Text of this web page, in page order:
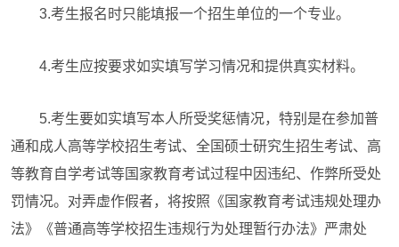
3.考生报名时只能填报一个招生单位的一个专业。
4.考生应按要求如实填写学习情况和提供真实材料。
5.考生要如实填写本人所受奖惩情况，特别是在参加普
通和成人高等学校招生考试、全国硕士研究生招生考试、高
等教育自学考试等国家教育考试过程中因违纪、作弊所受处
罚情况。对弄虚作假者，将按照《国家教育考试违规处理办
法》《普通高等学校招生违规行为处理暂行办法》严肃处